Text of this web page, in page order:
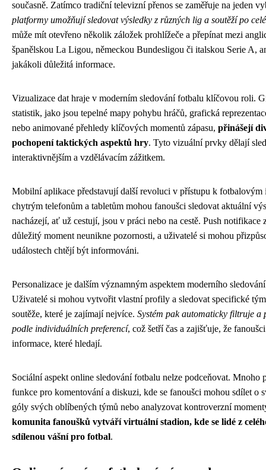
současně. Zatímco tradiční televizní přenos se zaměřuje na jeden
platformy umožňují sledovat výsledky z různých lig a soutěží po
může mít otevřeno několik záložek prohlížeče a přepínat mezi
španělskou La Ligou, německou Bundesligou či italskou Serie A,
jakákoli důležitá informace.
Vizualizace dat hraje v moderním sledování fotbalu klíčovou roli.
statistik, jako jsou tepelné mapy pohybu hráčů, grafická
nebo animované přehledy klíčových momentů zápasu, přinášejí
pochopení taktických aspektů hry. Tyto vizuální prvky dělají
interaktivnějším a vzdělávacím zážitkem.
Mobilní aplikace představují další revoluci v přístupu k
chytrým telefonům a tabletům mohou fanoušci sledovat aktuální
nacházejí, ať už cestují, jsou v práci nebo na cestě. Push notifikace
důležitý moment neunikne pozornosti, a uživatelé si mohou
událostech chtějí být informováni.
Personalizace je dalším významným aspektem moderního
Uživatelé si mohou vytvořit vlastní profily a sledovat specifické
soutěže, které je zajímají nejvíce. Systém pak automaticky filtruje
podle individuálních preferencí, což šetří čas a zajišťuje, že
informace, které hledají.
Sociální aspekt online sledování fotbalu nelze podceňovat. Mnoho
funkce pro komentování a diskuzi, kde se fanoušci mohou sdílet o
góly svých oblíbených týmů nebo analyzovat kontroverzní
komunita fanoušků vytváří virtuální stadion, kde se lidé z
sdílenou vášní pro fotbal.